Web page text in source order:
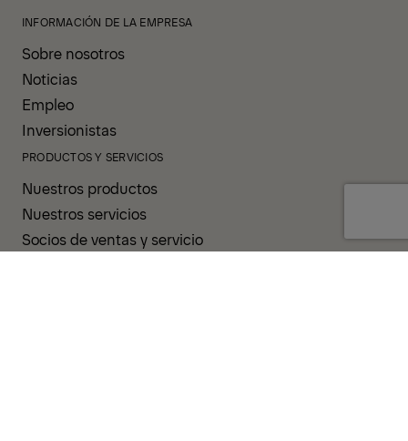
INFORMACIÓN DE LA EMPRESA
Sobre nosotros
Noticias
Empleo
Inversionistas
PRODUCTOS Y SERVICIOS
Nuestros productos
Nuestros servicios
Socios de ventas y servicio